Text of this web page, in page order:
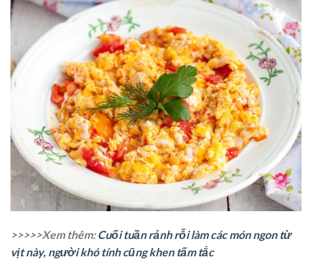
>>>>>Xem thêm:Cuối tuần rảnh rỗi làm các món ngon từ
vịt này, người khó tính cũng khen tấm tắc